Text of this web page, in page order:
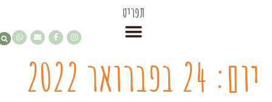
תפריט
יום: 24 בפברואר 2022